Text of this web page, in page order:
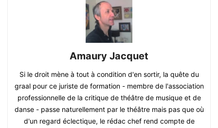
Amaury Jacquet
Si le droit mène à tout à condition d'en sortir, la quête du
graal pour ce juriste de formation - membre de l'association
professionnelle de la critique de théâtre de musique et de
danse - passe naturellement par le théâtre mais pas que où
d'un regard éclectique, le rédac chef rend compte de